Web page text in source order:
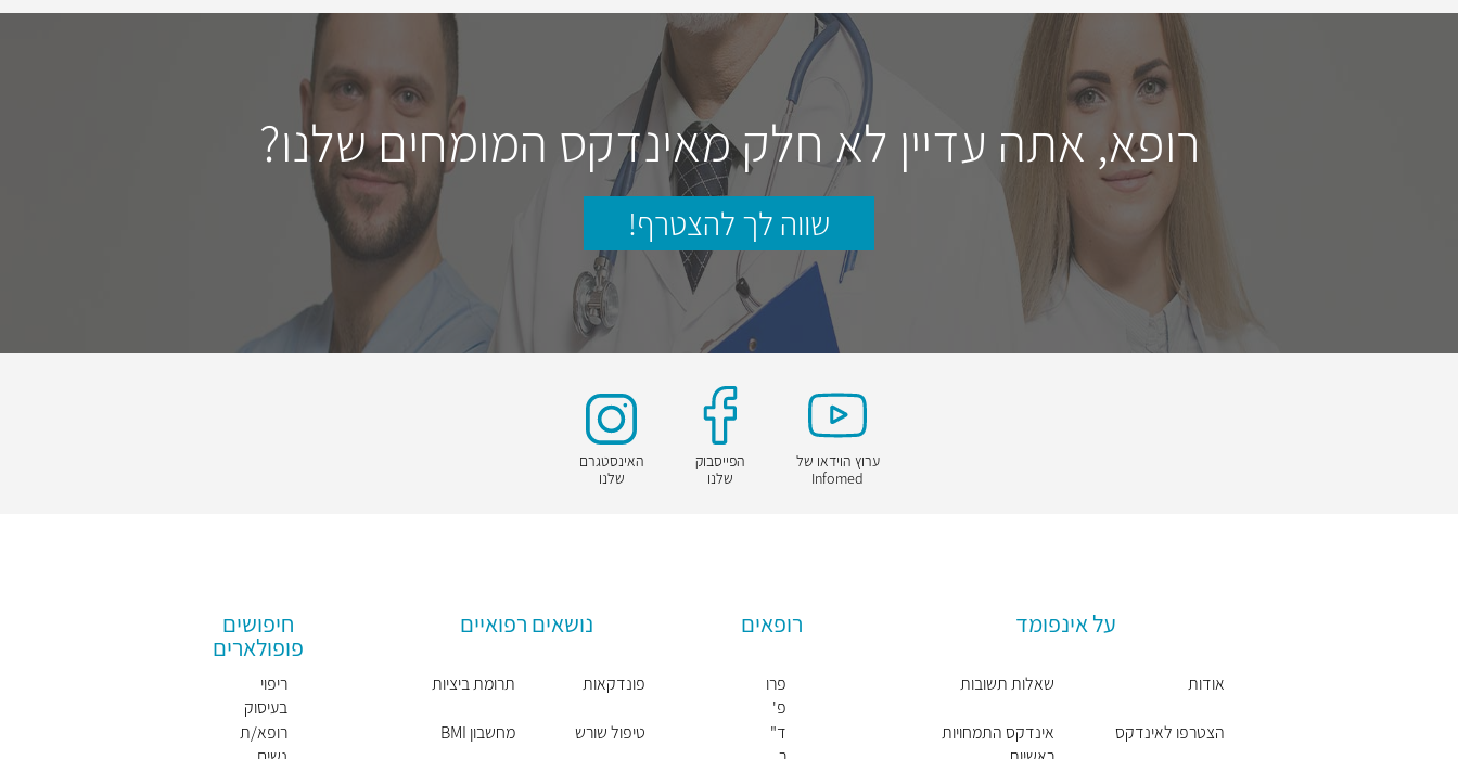
רופא, אתה עדיין לא חלק מאינדקס המומחים שלנו?
שווה לך להצטרף!
ערוץ הוידאו של
Infomed
הפייסבוק
שלנו
האינסטגרם
שלנו
על אינפומד
אודות
הצטרפו לאינדקס
שאלות תשובות
אינדקס התמחויות
רופאים
פרו
פ'
יונ
ד"
נושאים רפואיים
פונדקאות
טיפול שורש
תרומת ביציות
מחשבון BMI
חיפושים
פופולארים
ריפוי
בעיסוק
רופא/ת